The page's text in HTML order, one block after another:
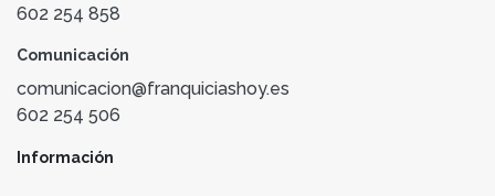
602 254 858
Comunicación
comunicacion@franquiciashoy.es
602 254 506
Información